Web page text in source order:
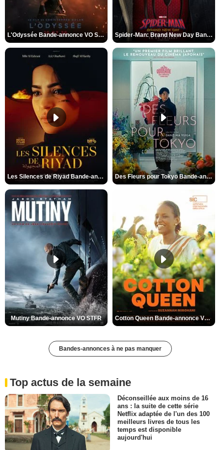
L'Odyssée Bande-annonce VO STFR Spider-Man: Brand New Day Bande-annonce VO STFR
Les Silences de Riyad Bande-annonce VO STFR Des Fleurs pour Tokyo Bande-annonce VO STFR
Mutiny Bande-annonce VO STFR Cotton Queen Bande-annonce VO STFR
Bandes-annonces à ne pas manquer
Top actus de la semaine
Déconseillée aux moins de 16
ans : la suite de cette série
Netflix adaptée de l'un des 100
meilleurs livres de tous les
temps est disponible
aujourd'hui